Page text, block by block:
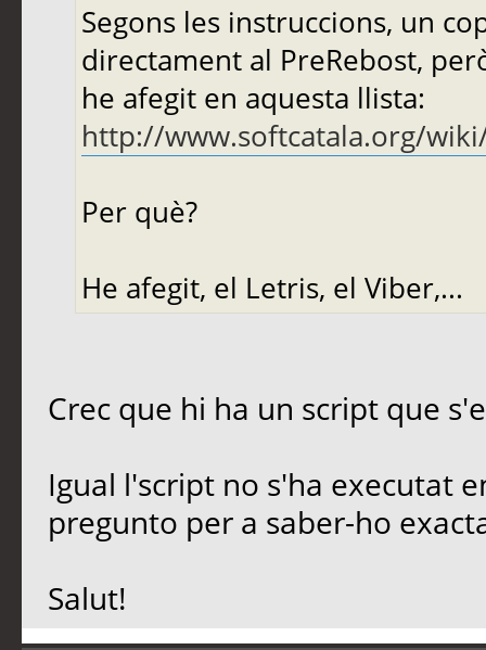
Segons les instruccions, un
directament al PreRebost,
he afegit en aquesta llista:
http://www.softcatala.org/
Per què?
He afegit, el Letris, el Viber,...
Crec que hi ha un script que
Igual l'script no s'ha executat
pregunto per a saber-ho
Salut!